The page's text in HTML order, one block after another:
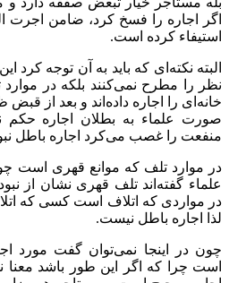
اگر اجاره را فسخ کرد، ضامن اجرت
استیفاء کرده است.
البته نکته‌ای که باید به آن توجه کرد
نظر را مطرح نمی‌کنند بلکه در موارد
خانه‌ای را اجاره داده‌اند و بعد از قبض
صورت علماء‌ به بطلان اجاره حکم
منفعت را غصب می‌کرد اجاره باطل
در موارد تلف که موانع قهری است
علماء گفته‌اند تلف قهری نشان از
در مواردی که اتلاف است کسی که
لذا اجاره باطل نیست.
چون در اینجا نمی‌توان گفت مورد
است چرا که اگر این طور باشد